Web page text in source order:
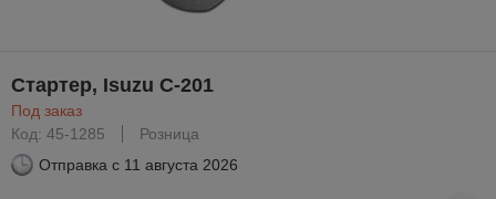
Стартер, Isuzu C-201
Под заказ
Код: 45-1285
Розница
Отправка с 11 августа 2026